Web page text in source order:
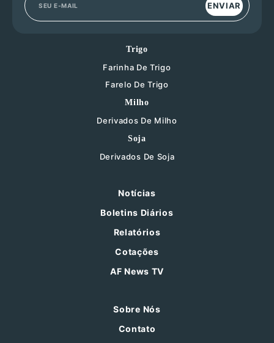
ENVIAR
Trigo
Farinha De Trigo
Farelo De Trigo
Milho
Derivados De Milho
Soja
Derivados De Soja
Notícias
Boletins Diários
Relatórios
Cotações
AF News TV
Sobre Nós
Contato